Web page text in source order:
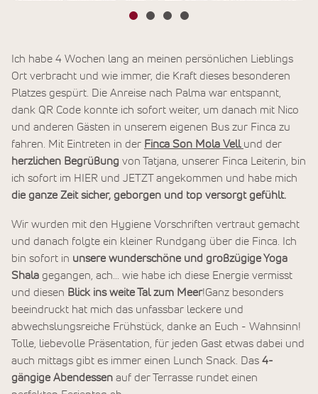
Ich habe 4 Wochen lang an meinen persönlichen Lieblings
Ort verbracht und wie immer, die Kraft dieses besonderen
Platzes gespürt. Die Anreise nach Palma war entspannt,
dank QR Code konnte ich sofort weiter, um danach mit Nico
und anderen Gästen in unserem eigenen Bus zur Finca zu
fahren. Mit Eintreten in der Finca Son Mola Vell und der
herzlichen Begrüßung von Tatjana, unserer Finca Leiterin, bin
ich sofort im HIER und JETZT angekommen und habe mich
die ganze Zeit sicher, geborgen und top versorgt gefühlt.
Wir wurden mit den Hygiene Vorschriften vertraut gemacht
und danach folgte ein kleiner Rundgang über die Finca. Ich
bin sofort in unsere wunderschöne und großzügige Yoga
Shala gegangen, ach… wie habe ich diese Energie vermisst
und diesen Blick ins weite Tal zum Meer!Ganz besonders
beeindruckt hat mich das unfassbar leckere und
abwechslungsreiche Frühstück, danke an Euch - Wahnsinn!
Tolle, liebevolle Präsentation, für jeden Gast etwas dabei und
auch mittags gibt es immer einen Lunch Snack. Das 4-
gängige Abendessen auf der Terrasse rundet einen